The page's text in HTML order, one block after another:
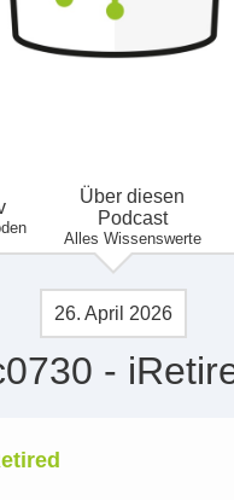
Über diesen
Podcast
Alles Wissenswerte
26. April 2026
-